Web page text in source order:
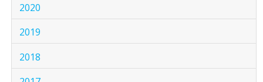
2020
2019
2018